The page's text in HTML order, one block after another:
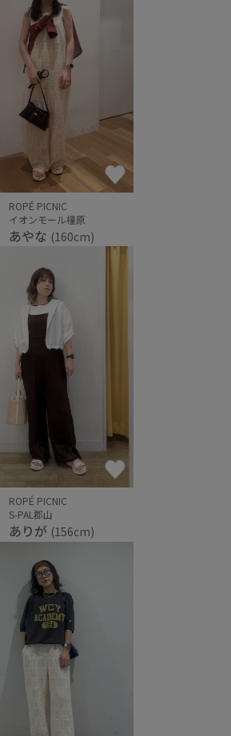
ROPÉ PICNIC
イオンモール橿原
あやな (160cm)
ROPÉ PICNIC
S-PAL郡山
ありが (156cm)